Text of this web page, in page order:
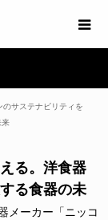
のサステナビリティを
来
る。洋食器
る食器の未